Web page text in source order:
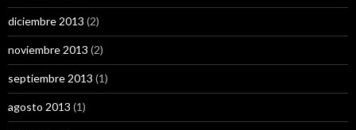
diciembre 2013 (2)
noviembre 2013 (2)
septiembre 2013 (1)
agosto 2013 (1)